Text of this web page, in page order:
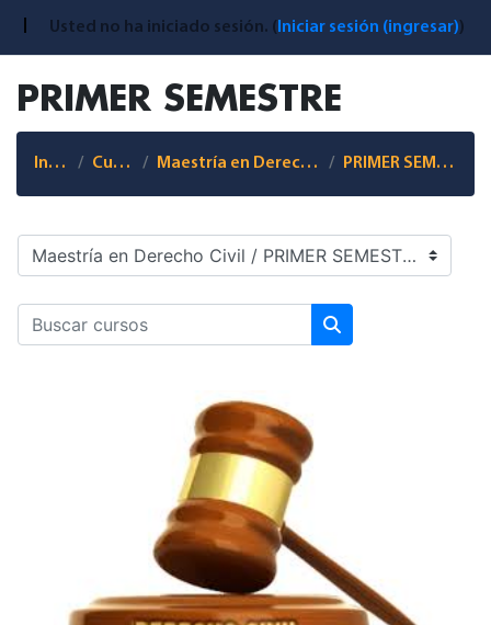
Saltar al contenido principal
Maestría en Derecho Civil
Usted no ha iniciado sesión. ( Iniciar sesión (ingresar))
PRIMER SEMESTRE
Inicio Cursos Maestría en Derecho Civil PRIMER SEMESTRE
Categorías
Buscar cursos
Buscar cursos